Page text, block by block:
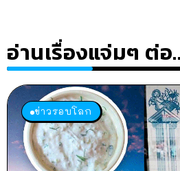
อ่านเรื่องแจ่มๆ ต่อ..
ข่าวรอบโลก